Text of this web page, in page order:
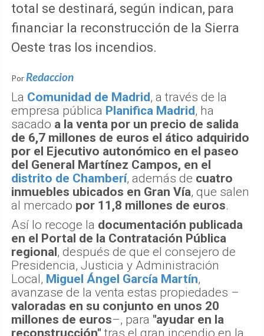
total se destinará, según indican, para
financiar la reconstrucción de la Sierra
Oeste tras los incendios.
Por Redaccion
La Comunidad de Madrid, a través de la
empresa pública Planifica Madrid, ha
sacado a la venta por un precio de salida
de 6,7 millones de euros el ático adquirido
por el Ejecutivo autonómico en el paseo
del General Martínez Campos, en el
distrito de Chamberí, además de cuatro
inmuebles ubicados en Gran Vía, que salen
al mercado por 11,8 millones de euros.
Así lo recoge la documentación publicada
en el Portal de la Contratación Pública
regional, después de que el consejero de
Presidencia, Justicia y Administración
Local, Miguel Ángel García Martín,
avanzase de la venta estas propiedades –
valoradas en su conjunto en unos 20
millones de euros–, para "ayudar en la
reconstrucción" tras el gran incendio en la